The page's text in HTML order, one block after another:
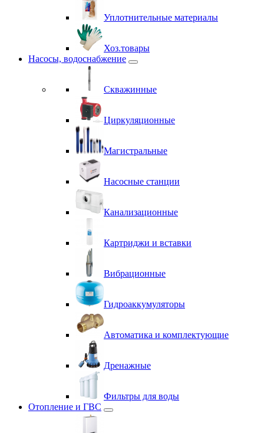
Уплотнительные материалы
Хоз.товары
Насосы, водоснабжение
Скважинные
Циркуляционные
Магистральные
Насосные станции
Канализационные
Картриджи и вставки
Вибрационные
Гидроаккумуляторы
Автоматика и комплектующие
Дренажные
Фильтры для воды
Отопление и ГВС